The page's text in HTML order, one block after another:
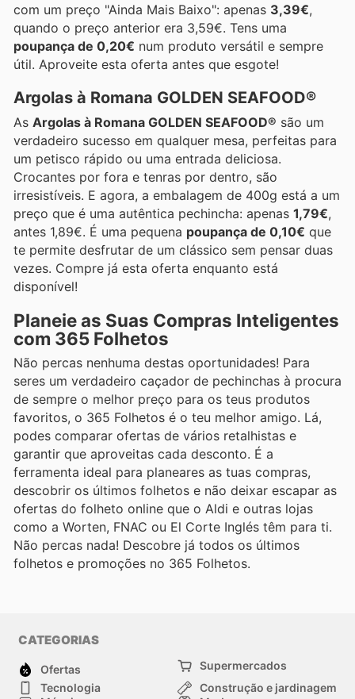
com um preço "Ainda Mais Baixo": apenas 3,39€,
quando o preço anterior era 3,59€. Tens uma
poupança de 0,20€ num produto versátil e sempre
útil. Aproveite esta oferta antes que esgote!
Argolas à Romana GOLDEN SEAFOOD®
As Argolas à Romana GOLDEN SEAFOOD® são um
verdadeiro sucesso em qualquer mesa, perfeitas para
um petisco rápido ou uma entrada deliciosa.
Crocantes por fora e tenras por dentro, são
irresistíveis. E agora, a embalagem de 400g está a um
preço que é uma autêntica pechincha: apenas 1,79€,
antes 1,89€. É uma pequena poupança de 0,10€ que
te permite desfrutar de um clássico sem pensar duas
vezes. Compre já esta oferta enquanto está
disponível!
Planeie as Suas Compras Inteligentes
com 365 Folhetos
Não percas nenhuma destas oportunidades! Para
seres um verdadeiro caçador de pechinchas à procura
de sempre o melhor preço para os teus produtos
favoritos, o 365 Folhetos é o teu melhor amigo. Lá,
podes comparar ofertas de vários retalhistas e
garantir que aproveitas cada desconto. É a
ferramenta ideal para planeares as tuas compras,
descobrir os últimos folhetos e não deixar escapar as
ofertas do folheto online que o Aldi e outras lojas
como a Worten, FNAC ou El Corte Inglés têm para ti.
Não percas nada! Descobre já todos os últimos
folhetos e promoções no 365 Folhetos.
CATEGORIAS
Ofertas
Supermercados
Tecnologia
Construção e jardinagem